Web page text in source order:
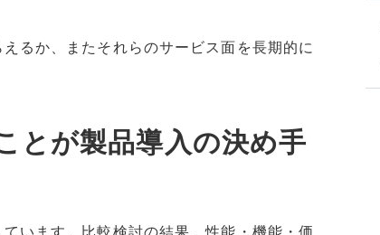
るか、またそれらのサービス面を長期的に
とが製品導入の決め手
います。比較検討の結果、性能・機能・価